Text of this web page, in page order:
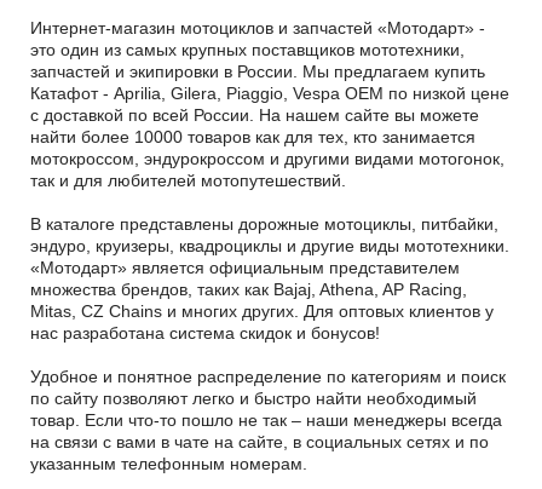
Интернет-магазин мотоциклов и запчастей «Мотодарт» -
это один из самых крупных поставщиков мототехники,
запчастей и экипировки в России. Мы предлагаем купить
Катафот - Aprilia, Gilera, Piaggio, Vespa OEM по низкой цене
с доставкой по всей России. На нашем сайте вы можете
найти более 10000 товаров как для тех, кто занимается
мотокроссом, эндурокроссом и другими видами мотогонок,
так и для любителей мотопутешествий.
В каталоге представлены дорожные мотоциклы, питбайки,
эндуро, круизеры, квадроциклы и другие виды мототехники.
«Мотодарт» является официальным представителем
множества брендов, таких как Bajaj, Athena, AP Racing,
Mitas, CZ Chains и многих других. Для оптовых клиентов у
нас разработана система скидок и бонусов!
Удобное и понятное распределение по категориям и поиск
по сайту позволяют легко и быстро найти необходимый
товар. Если что-то пошло не так – наши менеджеры всегда
на связи с вами в чате на сайте, в социальных сетях и по
указанным телефонным номерам.